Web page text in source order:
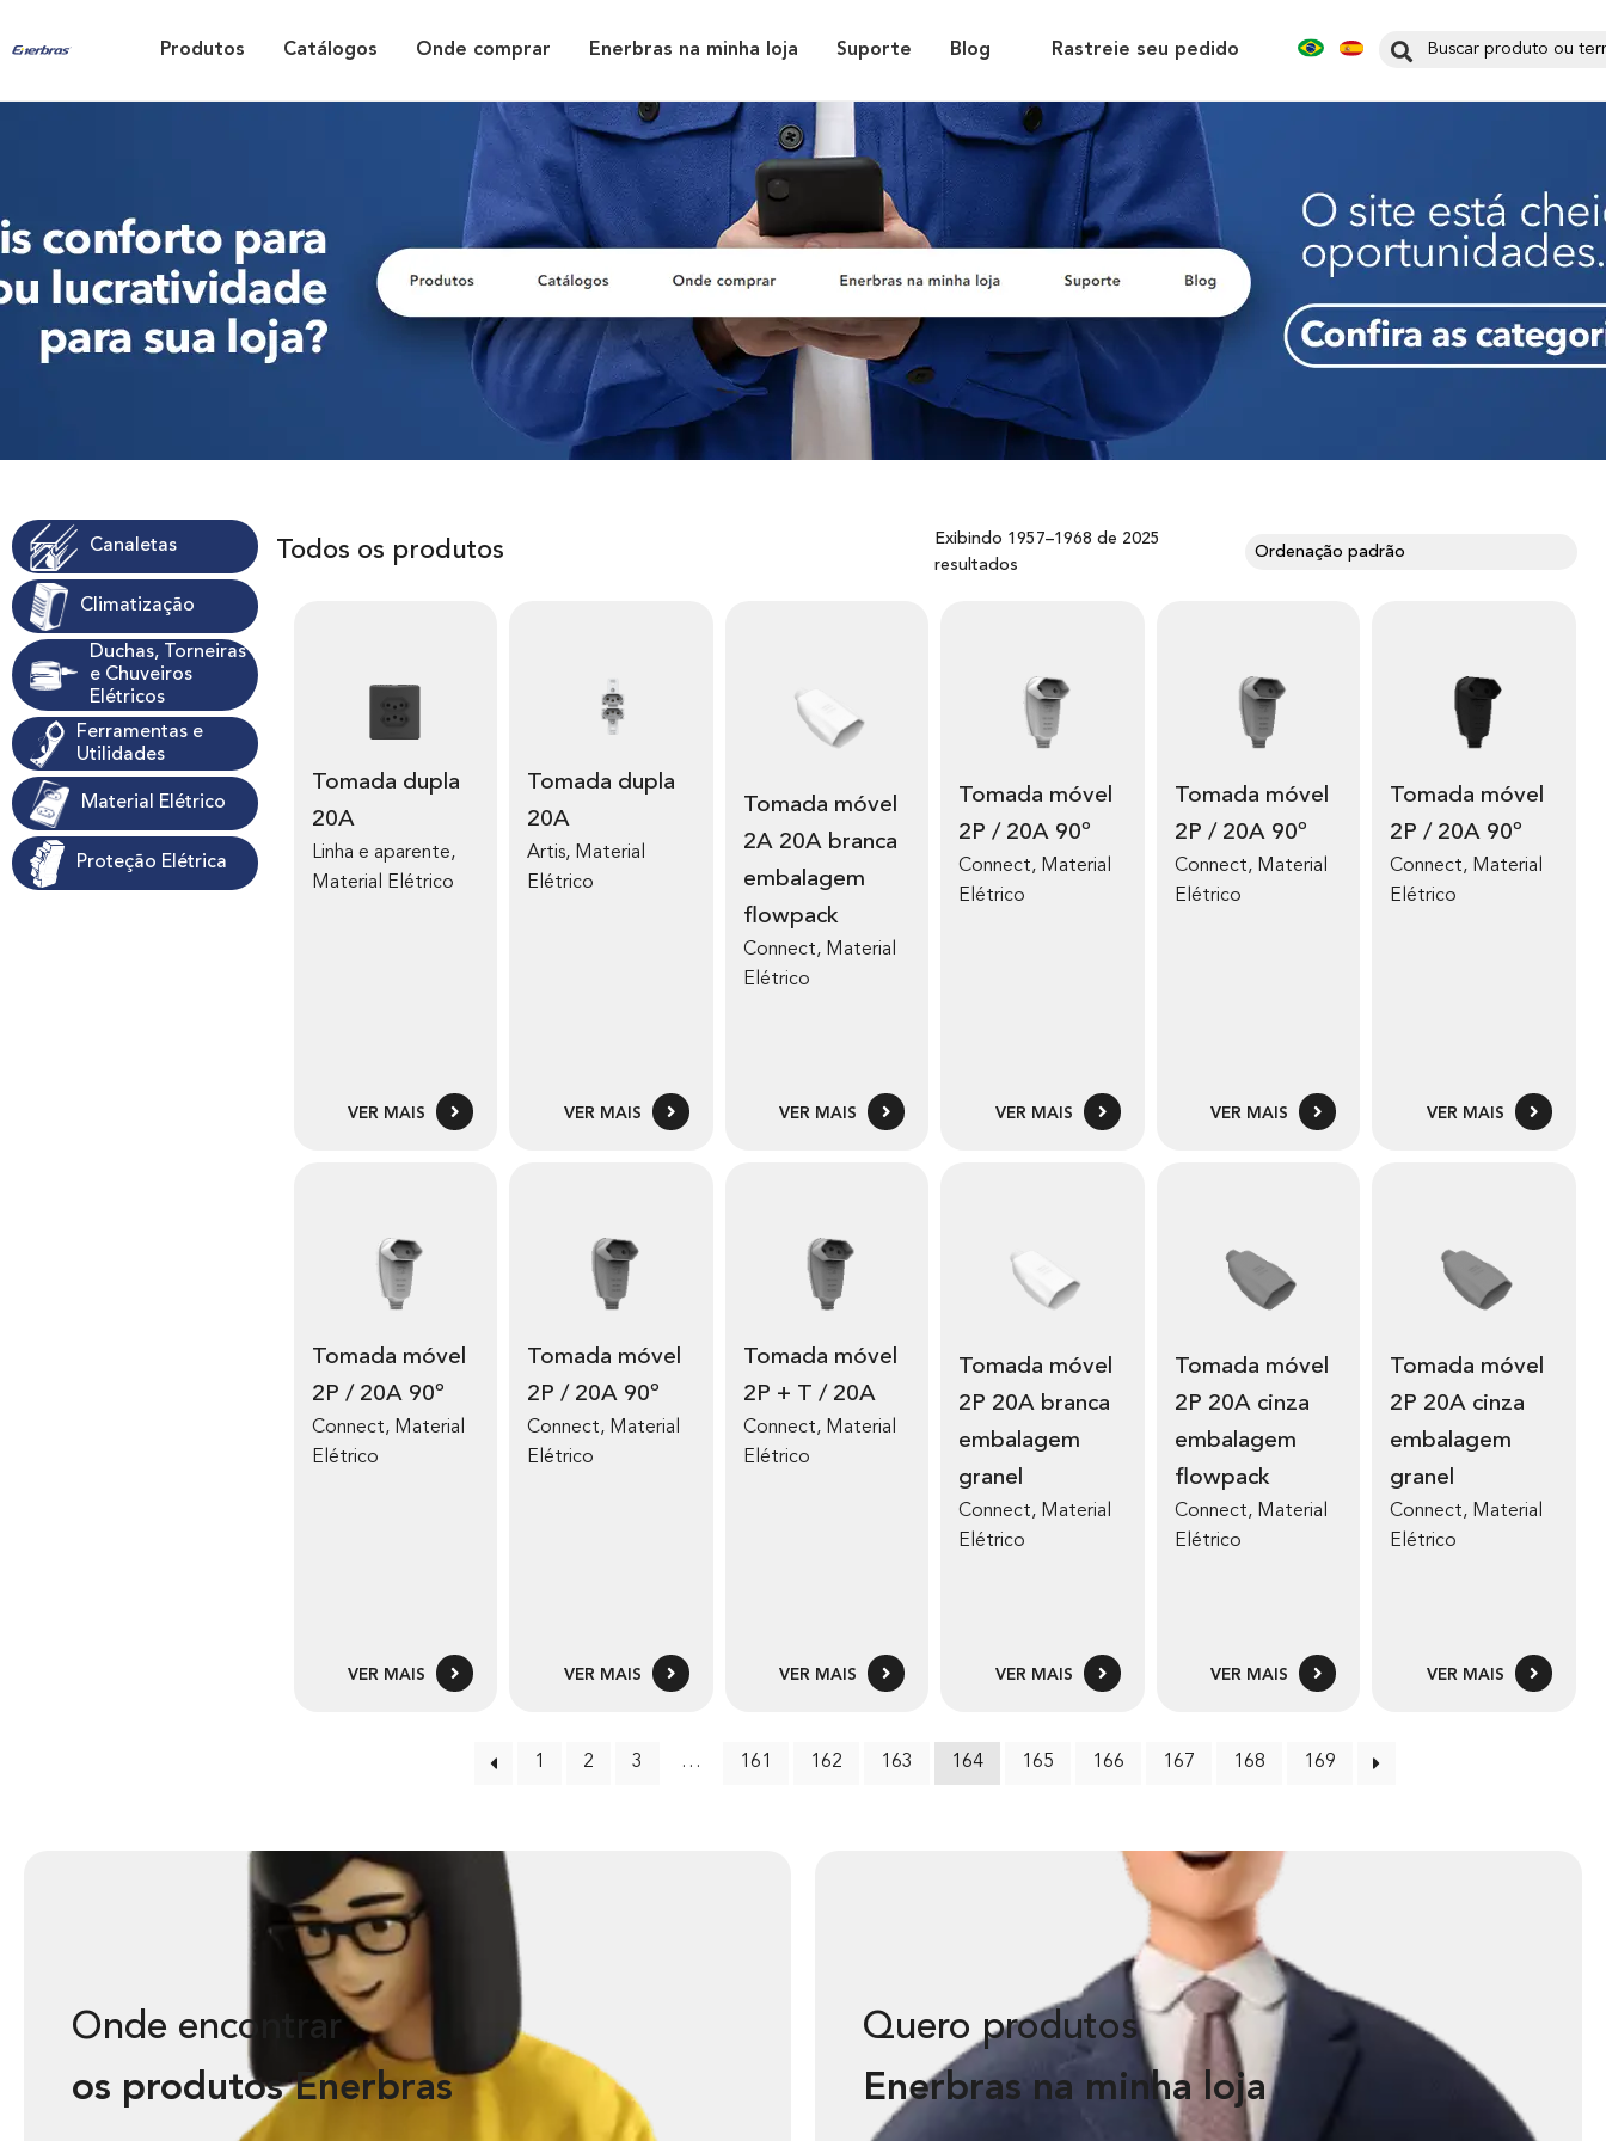
Produtos Catálogos Onde comprar Enerbras na minha loja Suporte Blog Rastreie seu pedido
Canaletas
Climatização
Duchas, Torneiras
e Chuveiros
Elétricos
Ferramentas e
Utilidades
Material Elétrico
Proteção Elétrica
Exibindo 1957–1968 de 2025
resultados
Todos os produtos
Tomada dupla
20A
Linha e aparente,
Material Elétrico
VER MAIS
Tomada dupla
20A
Artis, Material
Elétrico
VER MAIS
Tomada móvel
2A 20A branca
embalagem
flowpack
Connect, Material
Elétrico
VER MAIS
Tomada móvel
2P / 20A 90º
Connect, Material
Elétrico
VER MAIS
Tomada móvel
2P / 20A 90º
Connect, Material
Elétrico
VER MAIS
Tomada móvel
2P / 20A 90º
Connect, Material
Elétrico
VER MAIS
Tomada móvel
2P / 20A 90º
Connect, Material
Elétrico
VER MAIS
Tomada móvel
2P / 20A 90º
Connect, Material
Elétrico
VER MAIS
Tomada móvel
2P + T / 20A
Connect, Material
Elétrico
VER MAIS
Tomada móvel
2P 20A branca
embalagem
granel
Connect, Material
Elétrico
VER MAIS
Tomada móvel
2P 20A cinza
embalagem
flowpack
Connect, Material
Elétrico
VER MAIS
Tomada móvel
2P 20A cinza
embalagem
granel
Connect, Material
Elétrico
VER MAIS
1 2 3 … 161 162 163 164 165 166 167 168 169
Onde encontrar
os produtos Enerbras
Quero produtos
Enerbras na minha loja